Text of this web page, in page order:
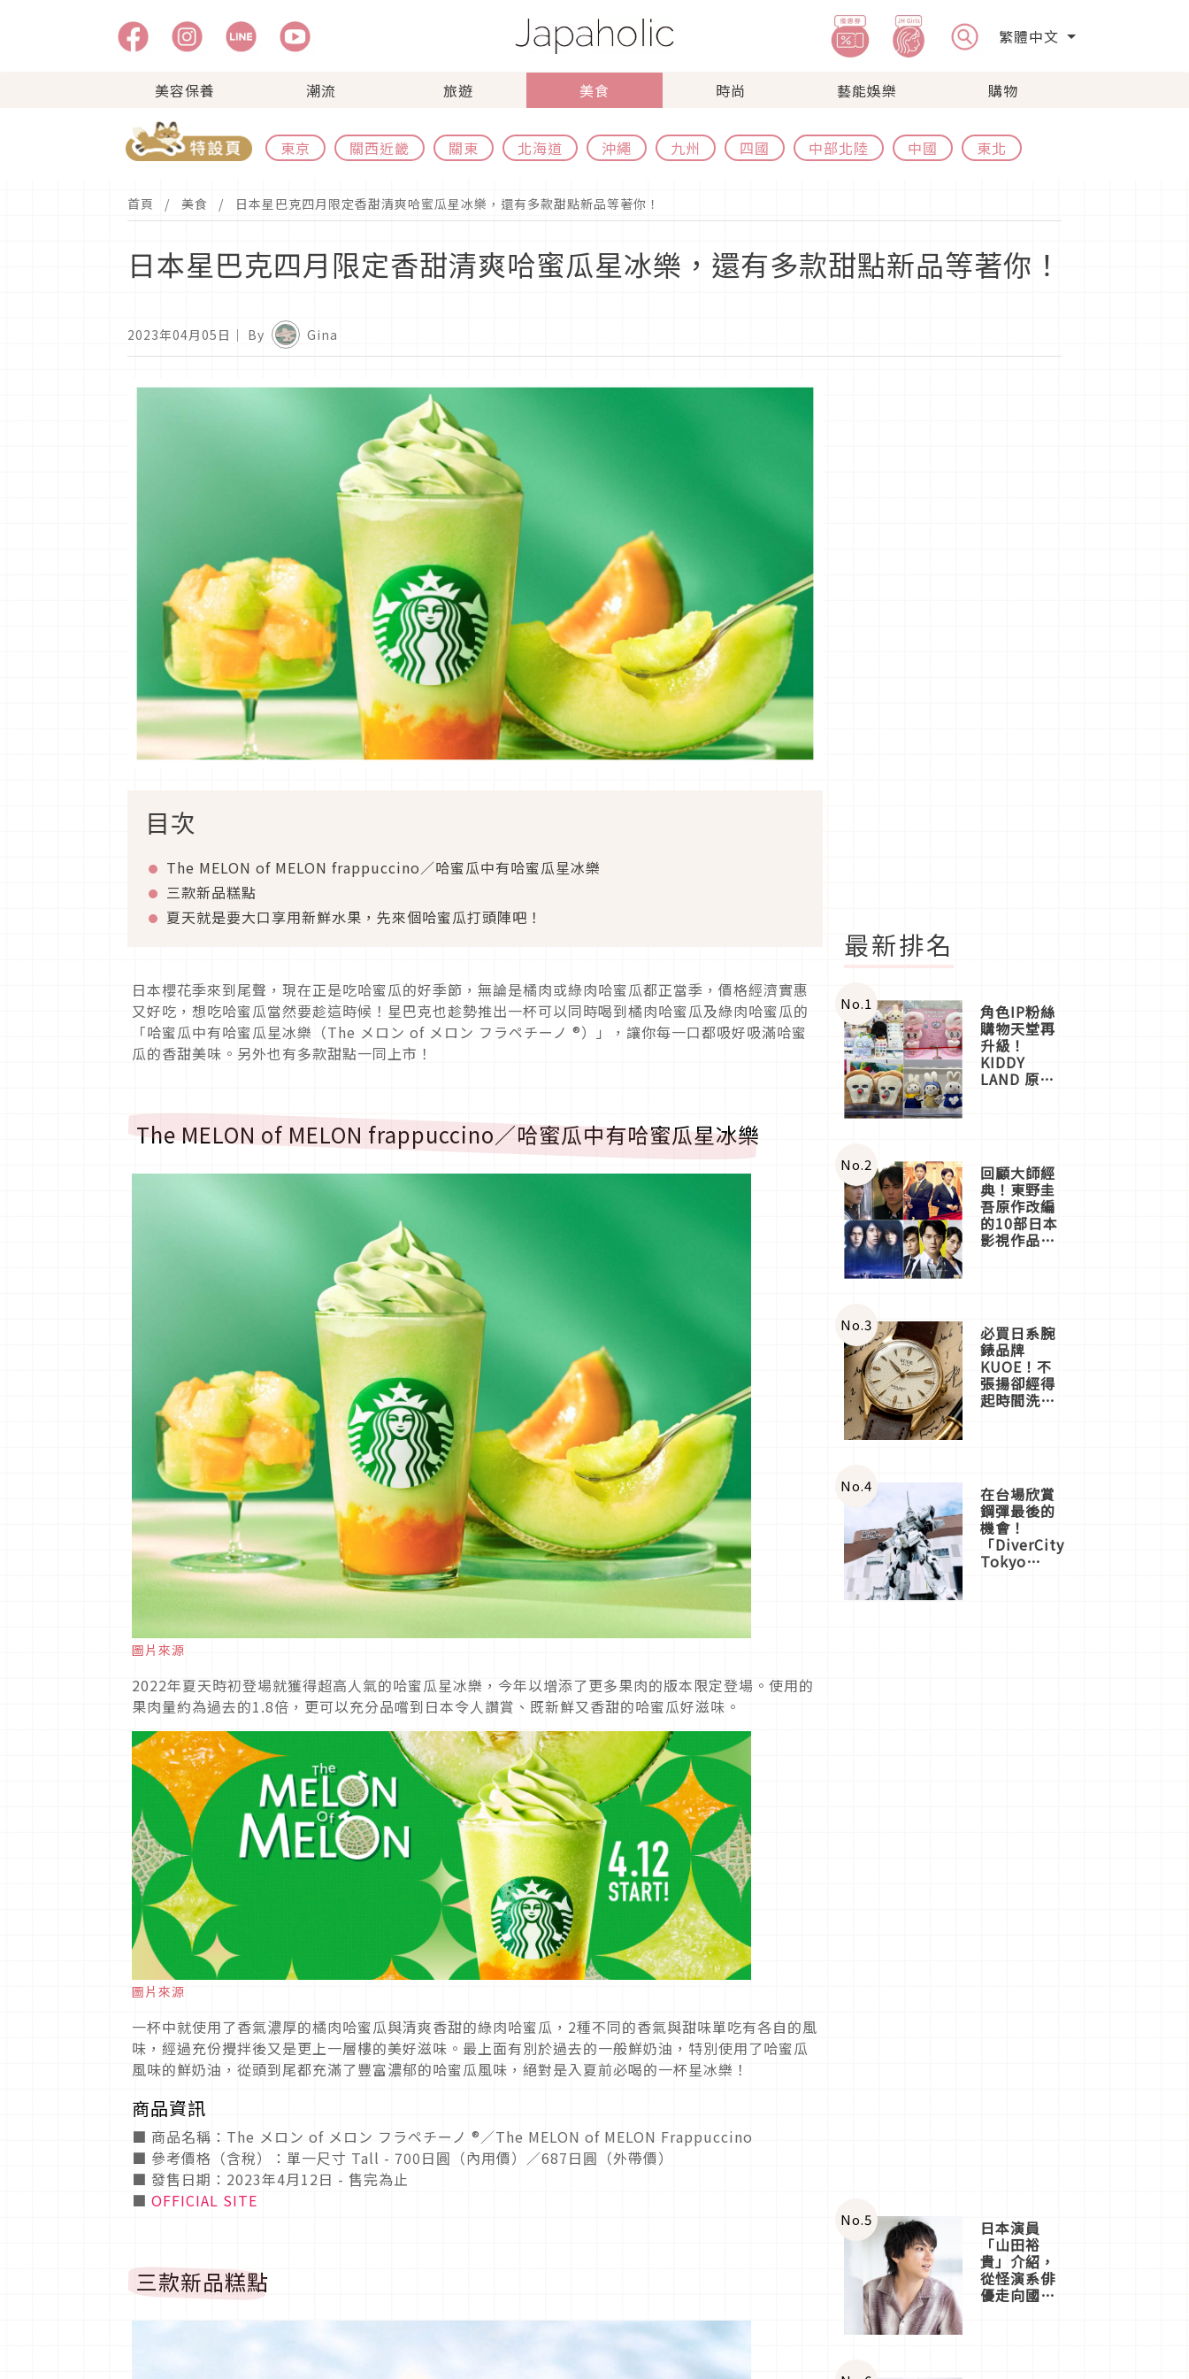
繁體中文
美容保養 潮流 旅遊 美食 時尚 藝能娛樂 購物
東京 關西近畿 關東 北海道 沖繩 九州 四國 中部北陸 中國 東北
首頁 美食 日本星巴克四月限定香甜清爽哈蜜瓜星冰樂，還有多款甜點新品等著你！
日本星巴克四月限定香甜清爽哈蜜瓜星冰樂，還有多款甜點新品等著你！
2023年04月05日 ｜ By Gina
目次
The MELON of MELON frappuccino／哈蜜瓜中有哈蜜瓜星冰樂
三款新品糕點
夏天就是要大口享用新鮮水果，先來個哈蜜瓜打頭陣吧！
日本櫻花季來到尾聲，現在正是吃哈蜜瓜的好季節，無論是橘肉或綠肉哈蜜瓜都正當季，價格經濟實惠
又好吃，想吃哈蜜瓜當然要趁這時候！星巴克也趁勢推出一杯可以同時喝到橘肉哈蜜瓜及綠肉哈蜜瓜的
「哈蜜瓜中有哈蜜瓜星冰樂（The メロン of メロン フラペチーノ ®）」，讓你每一口都吸好吸滿哈蜜
瓜的香甜美味。另外也有多款甜點一同上市！
The MELON of MELON frappuccino／哈蜜瓜中有哈蜜瓜星冰樂
圖片來源
2022年夏天時初登場就獲得超高人氣的哈蜜瓜星冰樂，今年以增添了更多果肉的版本限定登場。使用的
果肉量約為過去的1.8倍，更可以充分品嚐到日本令人讚賞、既新鮮又香甜的哈蜜瓜好滋味。
圖片來源
一杯中就使用了香氣濃厚的橘肉哈蜜瓜與清爽香甜的綠肉哈蜜瓜，2種不同的香氣與甜味單吃有各自的風
味，經過充份攪拌後又是更上一層樓的美好滋味。最上面有別於過去的一般鮮奶油，特別使用了哈蜜瓜
風味的鮮奶油，從頭到尾都充滿了豐富濃郁的哈蜜瓜風味，絕對是入夏前必喝的一杯星冰樂！
商品資訊
■ 商品名稱：The メロン of メロン フラペチーノ ®／The MELON of MELON Frappuccino
■ 參考價格（含稅）：單一尺寸 Tall - 700日圓（內用價）／687日圓（外帶價）
■ 發售日期：2023年4月12日 - 售完為止
■ OFFICIAL SITE
三款新品糕點
最新排名
No.1 角色IP粉絲
購物天堂再
升級！
KIDDY
LAND 原宿
店3分即達
No.2 回顧大師經
典！東野圭
吾原作改編
的10部日本
影視作品推
No.3 必買日系腕
錶品牌
KUOE！不
張揚卻經得
起時間洗鍊
No.4 在台場欣賞
鋼彈最後的
機會！
「DiverCity
Tokyo
No.5 日本演員
「山田裕
貴」介紹，
從怪演系俳
優走向國民